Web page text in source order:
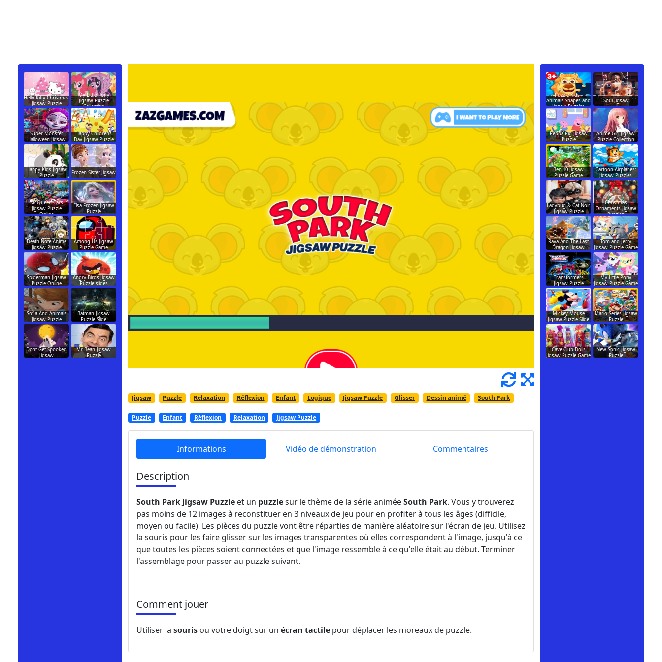
Jigsaw Puzzle Relaxation Réflexion Enfant Logique Jigsaw Puzzle Glisser Dessin animé South Park
Puzzle Enfant Réflexion Relaxation Jigsaw Puzzle
Informations Vidéo de démonstration Commentaires
Description
South Park Jigsaw Puzzle et un puzzlesur le thème de la série animéeSouth Park. Vous y trouverez
pas moins de 12 images à reconstituer en 3 niveaux de jeu pour en profiter à tous les âges (difficile,
moyen ou facile). Les pièces du puzzle vont être réparties de manière aléatoire sur l'écran de jeu. Utilisez
la souris pour les faire glisser sur les images transparentes où elles correspondent à l'image, jusqu'à ce
que toutes les pièces soient connectées et que l'image ressemble à ce qu'elle était au début. Terminer
l'assemblage pour passer au puzzle suivant.
Comment jouer
Utiliser la souris ou votre doigt sur un écran tactile pour déplacer les moreaux de puzzle.
Hello Kitty Christmas
Jigsaw Puzzle
My Little Pony
Jigsaw Puzzle
Collection
Super Monster
Halloween Jigsaw
Happy Childrens
Day Jigsaw Puzzle
Happy Kids Jigsaw
Puzzle
Frozen Sister Jigsaw
McQueen Cars
Jigsaw Puzzle
Online
Elsa Frozen Jigsaw
Puzzle
Death Note Anime
Jigsaw Puzzle
Among Us Jigsaw
Puzzle Game
Spiderman Jigsaw
Puzzle Online
Angry Birds Jigsaw
Puzzle slides
Sofia And Animals
Jigsaw Puzzle
Batman Jigsaw
Puzzle Slide
Dont Get Spooked
Jigsaw
Mr Bean Jigsaw
Puzzle
Puzzle Kids -
Animals Shapes and
Jigsaw Puzzles
Soul Jigsaw
Peppa Pig Jigsaw
Puzzle
Anime Girl Jigsaw
Puzzle Collection
Ben 10 Jigsaw
Puzzle Game
Cartoon Airplanes:
Jigsaw Puzzles
Ladybug & Cat Noir
Jigsaw Puzzle
Christmas
Ornaments Jigsaw
Puzzles
Raya And The Last
Dragon Jigsaw
Tom and Jerry
Jigsaw Puzzle Game
Transformers
Jigsaw Puzzle
My Little Pony
Jigsaw Puzzle Game
Mickey Mouse
Jigsaw Puzzle Slide
Mario Series Jigsaw
Puzzle
Cave Club Dolls
Jigsaw Puzzle Game
New Sonic Jigsaw
Puzzle